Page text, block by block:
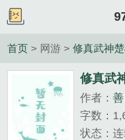
首页 > 网游 > 修真武神
修真武
作者：
字数：
状态：